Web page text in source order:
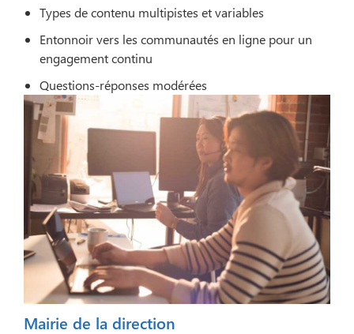
Types de contenu multipistes et variables
Entonnoir vers les communautés en ligne pour un
engagement continu
Questions-réponses modérées
Mairie de la direction